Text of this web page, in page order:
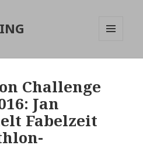
Challenge
Jan
Fabelzeit